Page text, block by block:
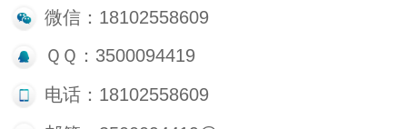
微信：18102558609
ＱＱ：3500094419
电话：18102558609